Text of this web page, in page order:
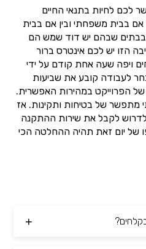
לכם לחיות בתנאי החיים
אם בבית משפחתי ובין אם בבית
בבתים שבהם יש דוד שמש הם
הזו יש לכם אינטרס ברור
ויפה שעה אחת קודם על ידי
לעבודה קובע את שביעות
הפרוייקט במהירות האפשרית.
מתפשר של בטיחות ותקינות. אז
לקבל את שירות ההתקנה
של יום זאת תהיה ההחלטה הכי